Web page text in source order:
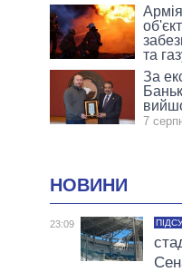
та
За
7
НОВИНИ
23:09